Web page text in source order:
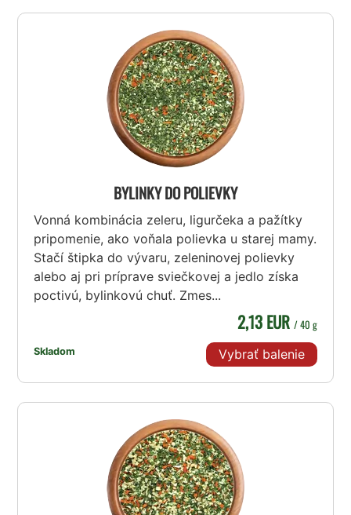
BYLINKY DO POLIEVKY
Vonná kombinácia zeleru, ligurčeka a pažítky
pripomenie, ako voňala polievka u starej mamy.
Stačí štipka do vývaru, zeleninovej polievky
alebo aj pri príprave sviečkovej a jedlo získa
poctivú, bylinkovú chuť. Zmes...
Skladom
2,13 EUR / 40 g
Vybrať balenie